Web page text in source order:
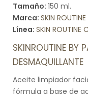
Tamaño: 150 ml.
Marca: SKIN
Línea: SKIN
SKINROUTINE BY
DESMAQUILLANTE
Aceite limpiador
fórmula a base de